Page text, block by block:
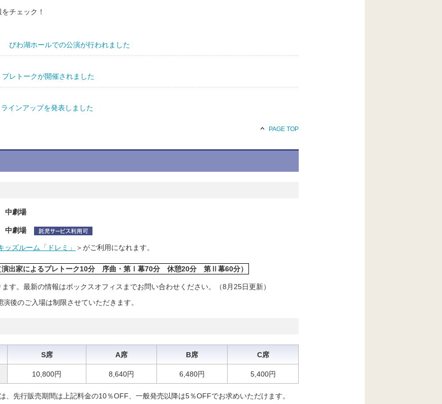
チェック！
びわ湖ホールでの公演が行われました
レトークが開催されました
ンアップを発表しました
PAGE TOP
中劇場
中劇場
ッズルーム「ドレミ」 ＞がご利用になれます。
演出家によるプレトーク10分 序曲・第Ⅰ幕70分 休憩20分 第Ⅱ幕60分）
す。 最新の情報はボックスオフィ スまでお問い合わせください。（8 月25日更新）
後のご入場は制限させていただきます。
S席 A席 B席 C席
10,800円 8,640円 6,480円 5,400円
、先行販売期間は上記料金の10％OFF、一般発売以降は5％OFFでお求めいただけます。